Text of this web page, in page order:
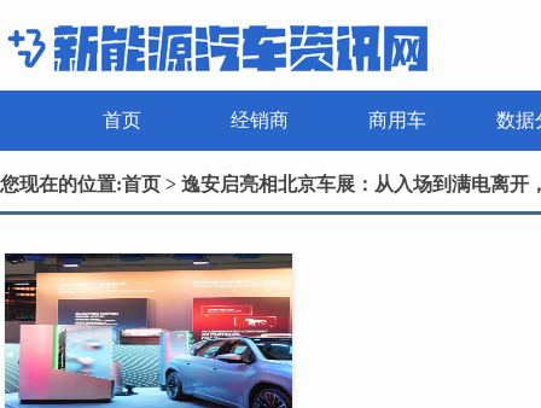
首页 经销商 商用车 数据
您现在的位置:首页 > 逸安启亮相北京车展：从入场到满电离开